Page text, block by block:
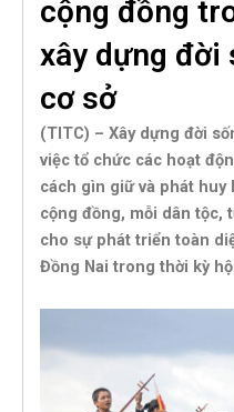
cộng đồng
xây dựng đời
cơ sở
(TITC) – Xây dựng đời
việc tổ chức các hoạt
cách gìn giữ và phát huy
cộng đồng, mỗi dân tộc,
cho sự phát triển toàn
Đồng Nai trong thời kỳ